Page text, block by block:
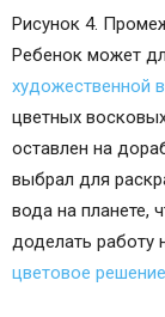
Рисунок 4.
Ребенок может
художественной
цветных
оставлен на
выбрал для
вода на планете,
доделать работу
цветовое решение